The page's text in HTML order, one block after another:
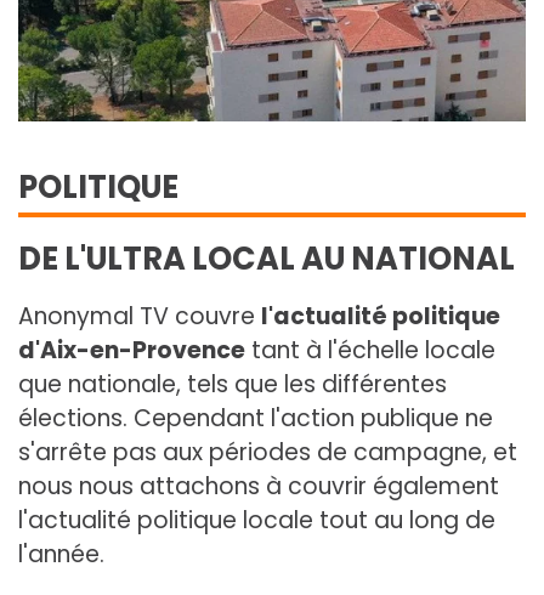
POLITIQUE
DE L'ULTRA LOCAL AU NATIONAL
Anonymal TV couvre l'actualité politique
d'Aix-en-Provence tant à l'échelle locale
que nationale, tels que les différentes
élections. Cependant l'action publique ne
s'arrête pas aux périodes de campagne, et
nous nous attachons à couvrir également
l'actualité politique locale tout au long de
l'année.